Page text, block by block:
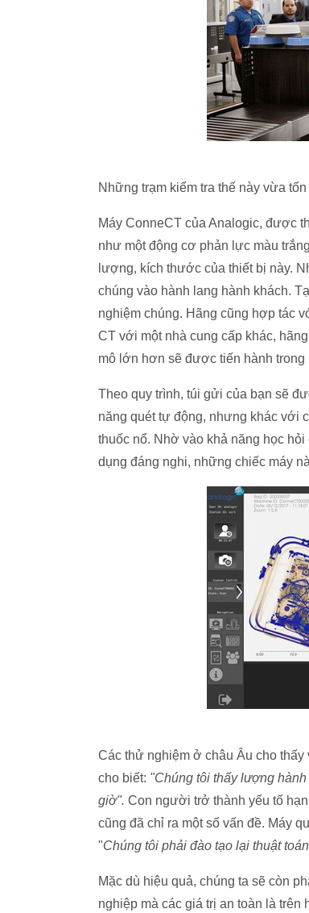
Những trạm kiểm tra thế này vừa
Máy ConneCT của Analogic, được
như một động cơ phản lực màu
lượng, kích thước của thiết bị này.
chúng vào hành lang hành khách.
nghiệm chúng. Hãng cũng hợp tác
CT với một nhà cung cấp khác,
mô lớn hơn sẽ được tiến hành trong
Theo quy trình, túi gửi của bạn sẽ
năng quét tự động, nhưng khác với
thuốc nổ. Nhờ vào khả năng học
dụng đáng nghi, những chiếc máy
Các thử nghiệm ở châu Âu cho
cho biết: "Chúng tôi thấy lượng
giờ". Con người trở thành yếu tố
cũng đã chỉ ra một số vấn đề. Máy
"Chúng tôi phải đào tạo lại thuật
Mặc dù hiệu quả, chúng ta sẽ còn
nghiệp mà các giá trị an toàn là trên